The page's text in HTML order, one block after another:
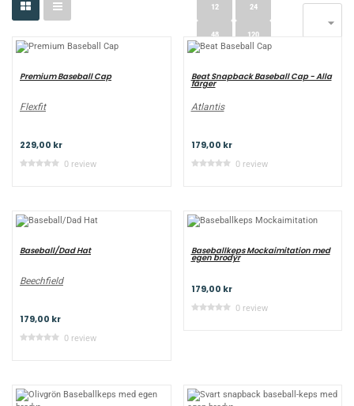
12 24
48 120

Premium Baseball Cap
Flexfit
229,00 kr
0 review
Beat Snapback Baseball Cap - Alla
färger
Atlantis
179,00 kr
0 review
Baseball/Dad Hat
Beechfield
179,00 kr
0 review
Baseballkeps Mockaimitation med
egen brodyr
179,00 kr
0 review